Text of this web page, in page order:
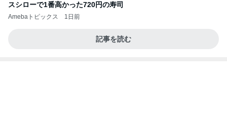
スシローで1番高かった720円の寿司
Amebaトピックス 1日前
記事を読む